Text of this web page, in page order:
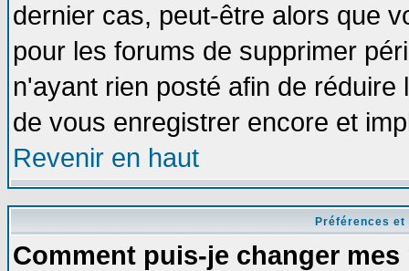
dernier cas, peut-être alors que
pour les forums de supprimer
n'ayant rien posté afin de
de vous enregistrer encore et
Revenir en haut
Préférences
Comment puis-je changer mes